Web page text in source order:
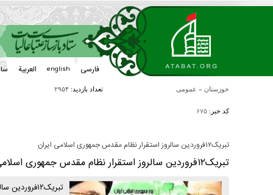
فارسی english العربیة
خوزستان » عمومی تعداد بازدید: ۲۹۵۴
کد خبر: ۶۷۵
تبریک۱۲فروردین سالروز استقرار نظام مقدس جمهوری اسلامی ایران
تبریک۱۲فروردین سالروز استقرار نظام مقدس جمهوری اسلامی ایران
تبریک۱۲فروردین سالروز استقرار نظام مقدس جمهوری اسلامی ایران